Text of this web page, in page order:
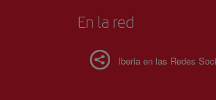
En la red
Iberia en las Redes